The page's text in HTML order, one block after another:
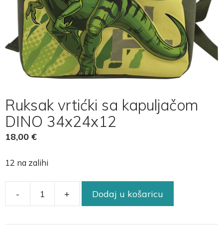
Ruksak vrtićki sa kapuljačom
DINO 34x24x12
18,00 €
12 na zalihi
- + Dodaj u košaricu